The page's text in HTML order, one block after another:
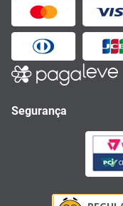
Segurança